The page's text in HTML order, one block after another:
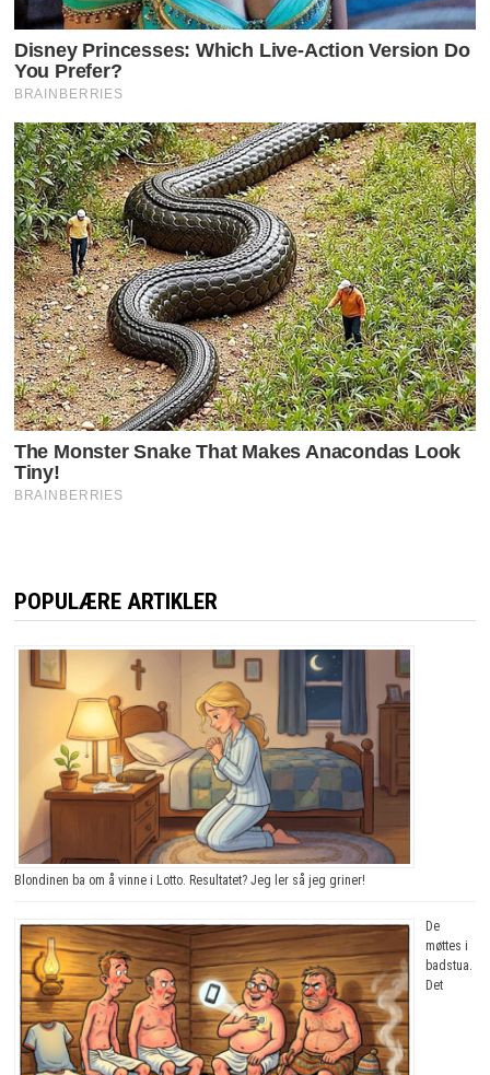
POPULÆRE ARTIKLER
Blondinen ba om å vinne i Lotto. Resultatet? Jeg ler så jeg griner!
De
møttes i
badstua.
Det